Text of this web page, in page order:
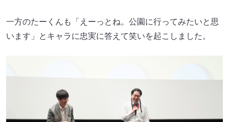
一方のたーくんも「えーっとね。公園に行ってみたいと思
います」とキャラに忠実に答えて笑いを起こしました。